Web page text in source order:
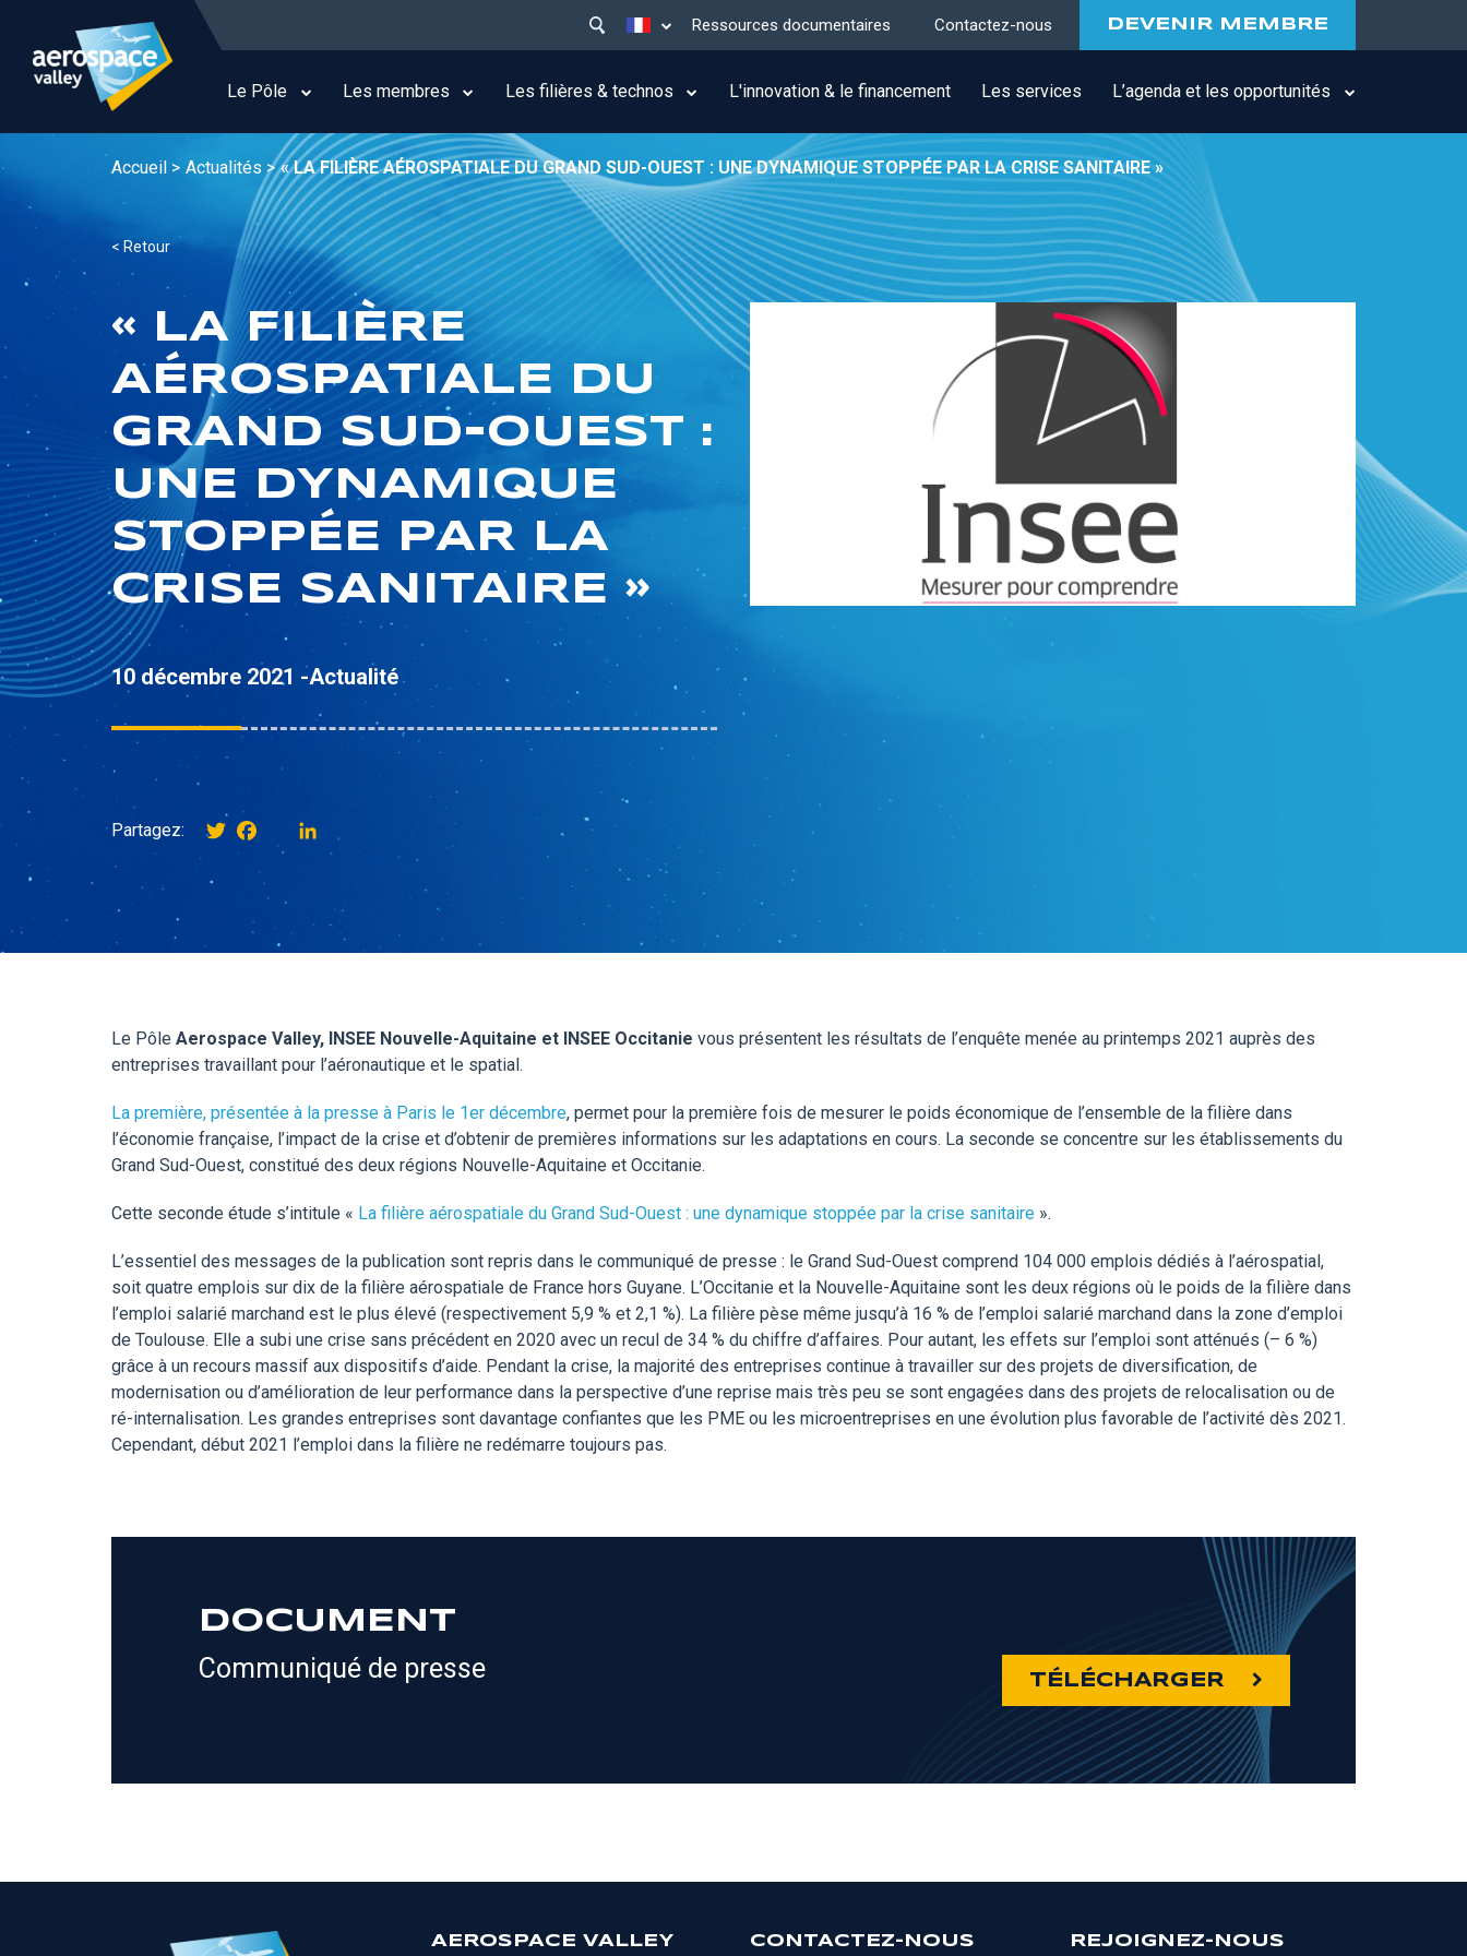
contenu
principal
Lister les actions supplémentaires
menu
top
Ressources documentaires Contactez-nous DEVENIR MEMBRE
navigation
Le Pôle Les membres Les filières & technos L'innovation & le financement Les services L’agenda et les opportunités
Accueil > Actualités > « LA FILIÈRE AÉROSPATIALE DU GRAND SUD-OUEST : UNE DYNAMIQUE STOPPÉE PAR LA CRISE SANITAIRE »
< Retour
« LA FILIÈRE
AÉROSPATIALE DU
GRAND SUD-OUEST :
UNE DYNAMIQUE
STOPPÉE PAR LA
CRISE SANITAIRE »
10 décembre 2021 -Actualité
Partagez: TwitterFacebookinstagram
Le Pôle Aerospace Valley, INSEE Nouvelle-Aquitaine et INSEE Occitanie vous présentent les résultats de l’enquête menée au printemps 2021 auprès des
entreprises travaillant pour l’aéronautique et le spatial.
La première, présentée à la presse à Paris le 1er décembre, permet pour la première fois de mesurer le poids économique de l’ensemble de la filière dans
l’économie française, l’impact de la crise et d’obtenir de premières informations sur les adaptations en cours. La seconde se concentre sur les établissements du
Grand Sud-Ouest, constitué des deux régions Nouvelle-Aquitaine et Occitanie.
Cette seconde étude s’intitule « La filière aérospatiale du Grand Sud-Ouest : une dynamique stoppée par la crise sanitaire ».
L’essentiel des messages de la publication sont repris dans le communiqué de presse : le Grand Sud-Ouest comprend 104 000 emplois dédiés à l’aérospatial,
soit quatre emplois sur dix de la filière aérospatiale de France hors Guyane. L’Occitanie et la Nouvelle-Aquitaine sont les deux régions où le poids de la filière dans
l’emploi salarié marchand est le plus élevé (respectivement 5,9 % et 2,1 %). La filière pèse même jusqu’à 16 % de l’emploi salarié marchand dans la zone d’emploi
de Toulouse. Elle a subi une crise sans précédent en 2020 avec un recul de 34 % du chiffre d’affaires. Pour autant, les effets sur l’emploi sont atténués (– 6 %)
grâce à un recours massif aux dispositifs d’aide. Pendant la crise, la majorité des entreprises continue à travailler sur des projets de diversification, de
modernisation ou d’amélioration de leur performance dans la perspective d’une reprise mais très peu se sont engagées dans des projets de relocalisation ou de
ré-internalisation. Les grandes entreprises sont davantage confiantes que les PME ou les microentreprises en une évolution plus favorable de l’activité dès 2021.
Cependant, début 2021 l’emploi dans la filière ne redémarre toujours pas.
DOCUMENT
Communiqué de presse
TÉLÉCHARGER
AEROSPACE VALLEY CONTACTEZ-NOUS REJOIGNEZ-NOUS